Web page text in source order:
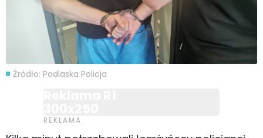
Źródło: Podlaska Policja